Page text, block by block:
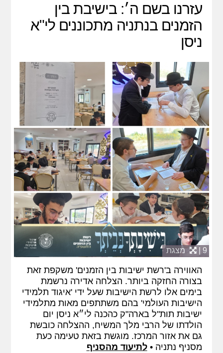
עזרנו בשם ה׳: בישיבת בין
הזמנים בנתניה מתכוננים לי"א
ניסן
9 | מצגת
האווירה ב'רשת ישיבות בין הזמנים' משקפת זאת
בצורה החזקה ביותר. הצלחה אדירה נרשמת
בימים אלו לרשת הישיבות שעל ידי 'איגוד תלמידי
הישיבות העולמי' בהם משתתפים מאות מתלמידי
ישיבות תות"ל בארה"ק כהכנה לי״א ניסן יום
הולדתו של הרבי מלך המשיח, ההצלחה כובשת
גם את אזור המרכז. מוגשת בזאת טעימה כעת
מסניף נתניה •לתיעוד מהסניף